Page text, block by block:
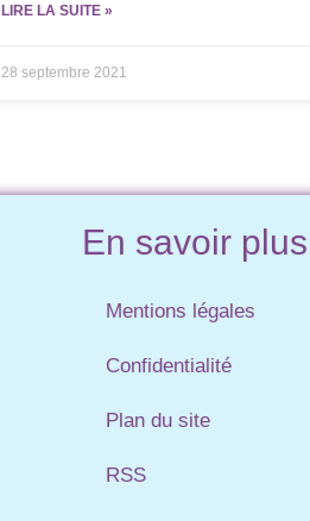
LIRE LA SUITE »
28 septembre 2021
En savoir plus
Mentions légales
Confidentialité
Plan du site
RSS